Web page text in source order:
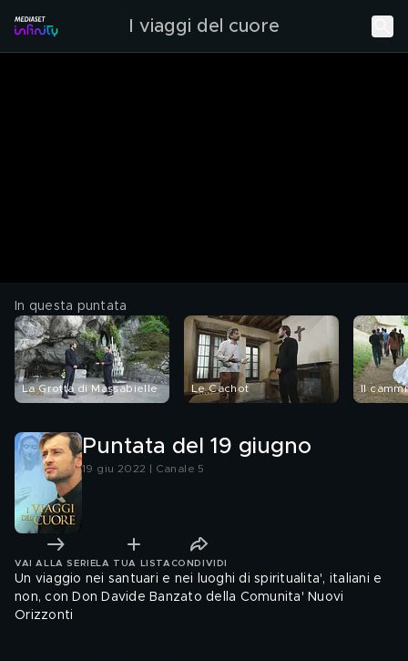
I viaggi del cuore
In questa puntata
La Grotta di Massabielle Le Cachot Il
Puntata del 19 giugno
19 giu 2022 | Canale 5
VAI ALLA SERIE LA TUA LISTA CONDIVIDI
Un viaggio nei santuari e nei luoghi di spiritualita', italiani e
non, con Don Davide Banzato della Comunita' Nuovi
Orizzonti